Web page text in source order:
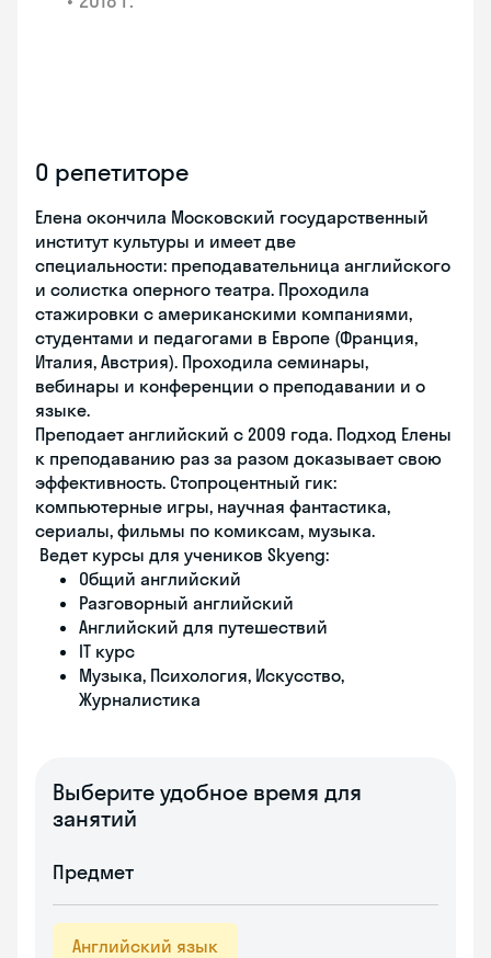
О репетиторе
Елена окончила Московский государственный
институт культуры и имеет две
специальности: преподавательница английского
и солистка оперного театра. Проходила
стажировки с американскими компаниями,
студентами и педагогами в Европе (Франция,
Италия, Австрия). Проходила семинары,
вебинары и конференции о преподавании и о
языке.
Преподает английский с 2009 года. Подход Елены
к преподаванию раз за разом доказывает свою
эффективность. Стопроцентный гик:
компьютерные игры, научная фантастика,
сериалы, фильмы по комиксам, музыка.
Ведет курсы для учеников Skyeng:
Общий английский
Разговорный английский
Английский для путешествий
IT курс
Музыка, Психология, Искусство,
Журналистика
Выберите удобное время для
занятий
Предмет
Английский язык